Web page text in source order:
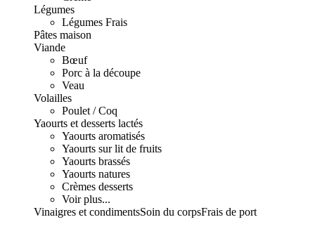
Légumes
Légumes Frais
Pâtes maison
Viande
Bœuf
Porc à la découpe
Veau
Volailles
Poulet / Coq
Yaourts et desserts lactés
Yaourts aromatisés
Yaourts sur lit de fruits
Yaourts brassés
Yaourts natures
Crèmes desserts
Voir plus...
Vinaigres et condimentsSoin du corpsFrais de port